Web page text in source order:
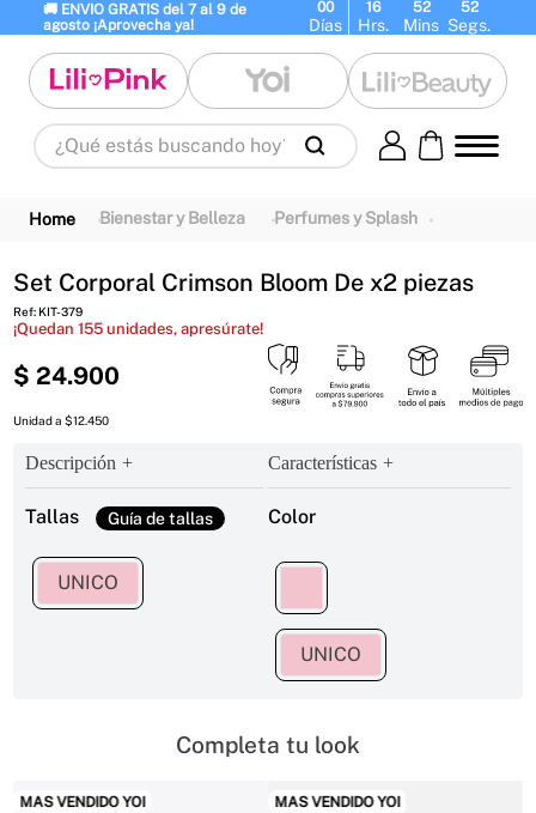
🚚 ENVIO GRATIS del 7 al 9 de
agosto ¡Aprovecha ya!
00
Días
16
Hrs.
52
Mins
52
Segs.
¿Qué estás buscando hoy?
Bienestar y Belleza Perfumes y Splash
Set Corporal Crimson Bloom De x2 piezas
Ref: KIT-379
¡Quedan155 unidades, apresúrate!
$ 24.900
Unidad a $12.450
Descripción
Tallas
UNICO
Características
Color
UNICO
Completa tu look
MAS VENDIDO YOI MAS VENDIDO YOI
panty 2 brasier vestidos baño
perfumes 8 . perfume 9. termos
maletas